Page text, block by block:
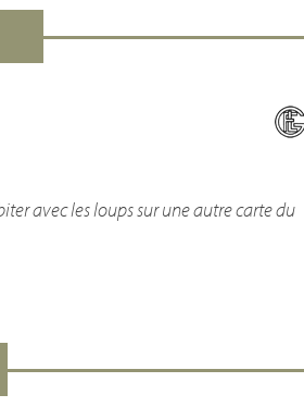
avec les loups sur une autre carte du